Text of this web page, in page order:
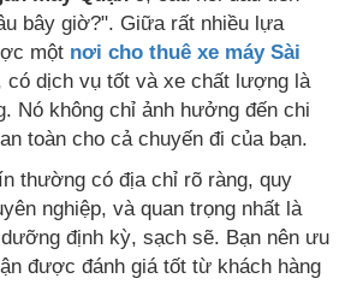
bây giờ?". Giữa rất nhiều lựa
một nơi cho thuê xe máy Sài
có dịch vụ tốt và xe chất lượng là
Nó không chỉ ảnh hưởng đến chi
toàn cho cả chuyến đi của bạn.
thường có địa chỉ rõ ràng, quy
nghiệp, và quan trọng nhất là
định kỳ, sạch sẽ. Bạn nên ưu
được đánh giá tốt từ khách hàng